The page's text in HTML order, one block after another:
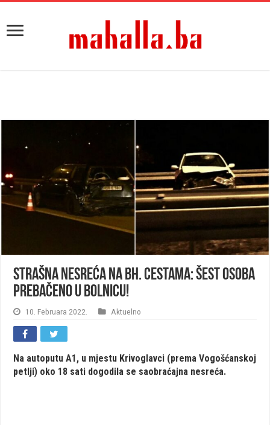
Strašna nesreća na bh. cestama: Šest osoba
prebačeno u bolnicu!
10. Februara 2022. Aktuelno
Na autoputu A1, u mjestu Krivoglavci (prema Vogošćanskoj
petlji) oko 18 sati dogodila se saobraćajna nesreća.